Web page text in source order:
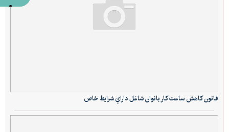
قانون كاهش ساعت كار بانوان شاغل داراي شرايط خاص